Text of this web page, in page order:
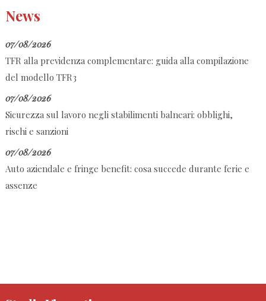
News
07/08/2026
TFR alla previdenza complementare: guida alla compilazione
del modello TFR3
07/08/2026
Sicurezza sul lavoro negli stabilimenti balneari: obblighi,
rischi e sanzioni
07/08/2026
Auto aziendale e fringe benefit: cosa succede durante ferie e
assenze